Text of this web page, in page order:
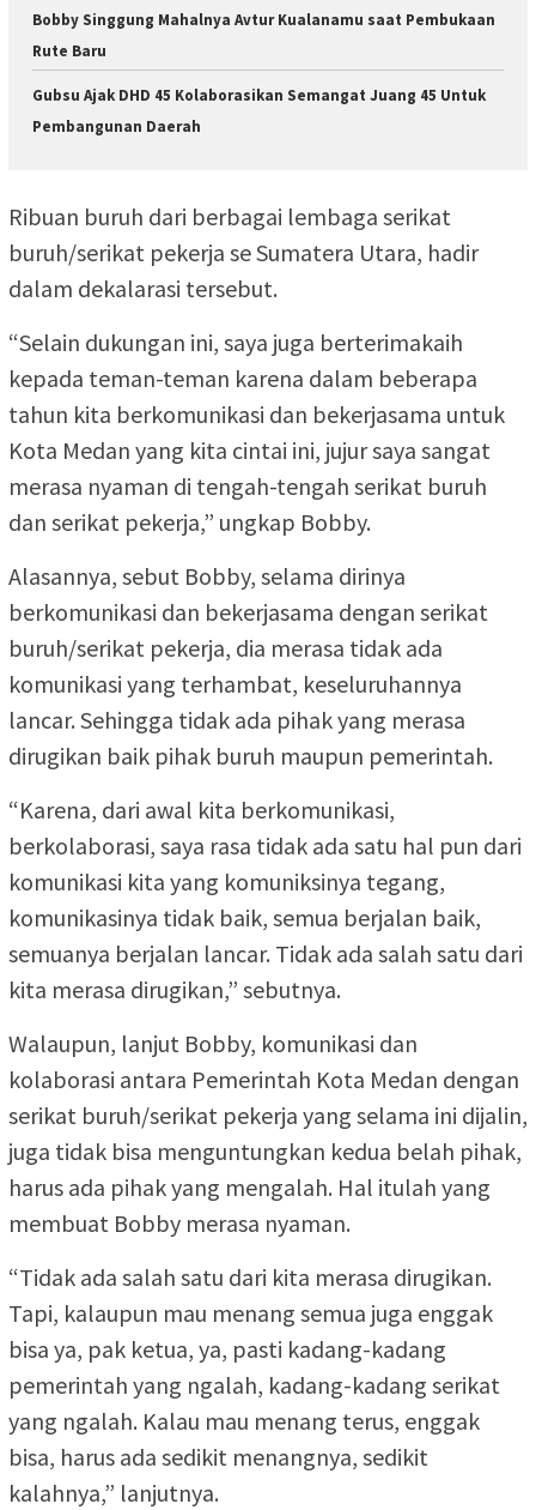
Bobby Singgung Mahalnya Avtur Kualanamu saat Pembukaan
Rute Baru
Gubsu Ajak DHD 45 Kolaborasikan Semangat Juang 45 Untuk
Pembangunan Daerah
Ribuan buruh dari berbagai lembaga serikat
buruh/serikat pekerja se Sumatera Utara, hadir
dalam dekalarasi tersebut.
“Selain dukungan ini, saya juga berterimakaih
kepada teman-teman karena dalam beberapa
tahun kita berkomunikasi dan bekerjasama untuk
Kota Medan yang kita cintai ini, jujur saya sangat
merasa nyaman di tengah-tengah serikat buruh
dan serikat pekerja,” ungkap Bobby.
Alasannya, sebut Bobby, selama dirinya
berkomunikasi dan bekerjasama dengan serikat
buruh/serikat pekerja, dia merasa tidak ada
komunikasi yang terhambat, keseluruhannya
lancar. Sehingga tidak ada pihak yang merasa
dirugikan baik pihak buruh maupun pemerintah.
“Karena, dari awal kita berkomunikasi,
berkolaborasi, saya rasa tidak ada satu hal pun dari
komunikasi kita yang komuniksinya tegang,
komunikasinya tidak baik, semua berjalan baik,
semuanya berjalan lancar. Tidak ada salah satu dari
kita merasa dirugikan,” sebutnya.
Walaupun, lanjut Bobby, komunikasi dan
kolaborasi antara Pemerintah Kota Medan dengan
serikat buruh/serikat pekerja yang selama ini dijalin,
juga tidak bisa menguntungkan kedua belah pihak,
harus ada pihak yang mengalah. Hal itulah yang
membuat Bobby merasa nyaman.
“Tidak ada salah satu dari kita merasa dirugikan.
Tapi, kalaupun mau menang semua juga enggak
bisa ya, pak ketua, ya, pasti kadang-kadang
pemerintah yang ngalah, kadang-kadang serikat
yang ngalah. Kalau mau menang terus, enggak
bisa, harus ada sedikit menangnya, sedikit
kalahnya,” lanjutnya.